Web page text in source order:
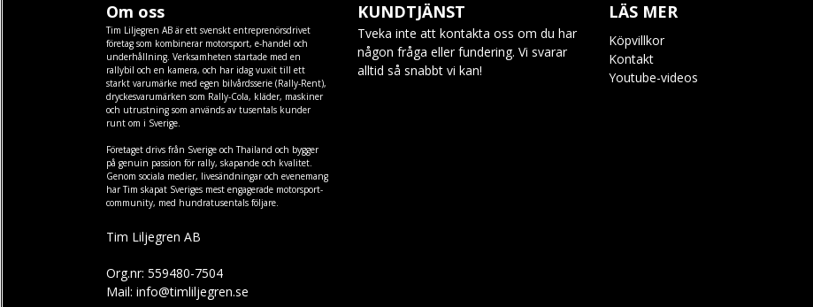
Om oss
Tim Liljegren AB är ett svenskt entreprenörsdrivet
företag som kombinerar motorsport, e-handel och
underhållning. Verksamheten startade med en
rallybil och en kamera, och har idag vuxit till ett
starkt varumärke med egen bilvårdsserie (Rally-Rent),
dryckesvarumärken som Rally-Cola, kläder, maskiner
och utrustning som används av tusentals kunder
runt om i Sverige.
Företaget drivs från Sverige och Thailand och bygger
på genuin passion för rally, skapande och kvalitet.
Genom sociala medier, livesändningar och evenemang
har Tim skapat Sveriges mest engagerade motorsport-
community, med hundratusentals följare.
Tim Liljegren AB
Org.nr: 559480-7504
Mail: info@timliljegren.se
KUNDTJÄNST
Tveka inte att kontakta oss om du har
någon fråga eller fundering. Vi svarar
alltid så snabbt vi kan!
LÄS MER
Köpvillkor
Kontakt
Youtube-videos